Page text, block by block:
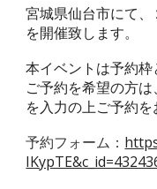
宮城県仙台市にて
を開催致します。
本イベントは予約枠
ご予約を希望の方
を入力の上ご予約を
予約フォーム：